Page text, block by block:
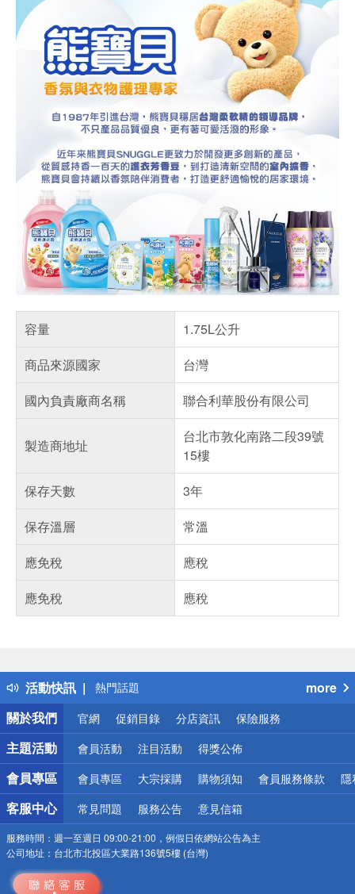
容量
1.75L公升
商品來源國家
台灣
國內負責廠商名稱
聯合利華股份有限公司
製造商地址
台北市敦化南路二段39號
15樓
保存天數
3年
保存溫層
常溫
應免稅
應稅
應免稅
應稅
活動快訊
得獎公告
熱門話題
銀行優惠
偏遠地區配送
詐騙網頁！請小心！
more
關於我們
官網 促銷目錄 分店資訊 保險服務
主題活動 會員活動 注目活動 得獎公佈
會員專區 會員專區 大宗採購 購物須知 會員服務條款 隱
客服中心 常見問題 服務公告 意見信箱
服務時間： 週一至週日 09:00-21:00，例假日依網站公告為主
公司地址： 台北市北投區大業路136號5樓 (台灣)